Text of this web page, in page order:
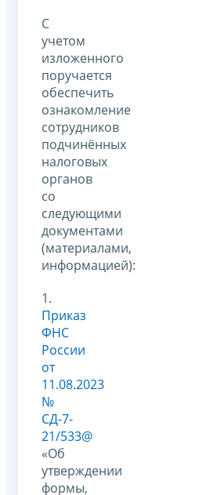
С
учетом
изложенного
поручается
обеспечить
ознакомление
сотрудников
подчинённых
налоговых
органов
со
следующими
документами
(материалами,
информацией):
1.
Приказ
ФНС
России
от
11.08.2023
№
СД-7-
21/533@
«Об
утверждении
формы,